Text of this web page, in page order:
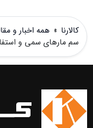
کالارنا » همه اخبار و
سم مارهای سمی و